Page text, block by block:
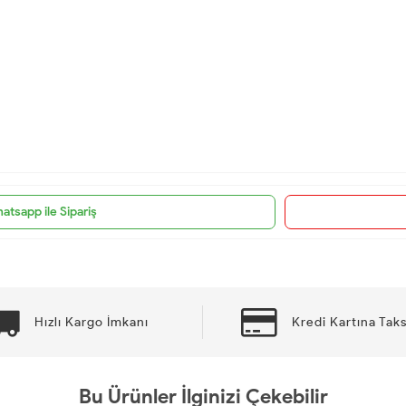
ile Sipariş
Hızlı Kargo İmkanı Kredi Kartına
Bu Ürünler İlginizi Çekebilir